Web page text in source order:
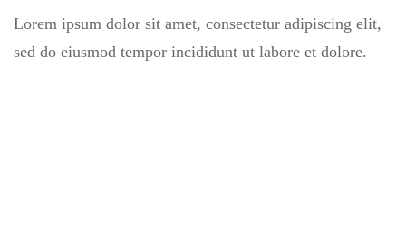
Lorem ipsum dolor sit amet, consectetur adipiscing elit,
sed do eiusmod tempor incididunt ut labore et dolore.